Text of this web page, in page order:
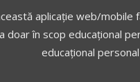
aplicație web/
doar în scop educațional
educațional